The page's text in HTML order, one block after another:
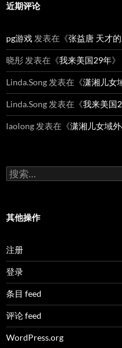
近期评论
pg游戏 发表在《张益唐 天才
晓彤 发表在《我来美国29年》
Linda.Song 发表在《潇湘儿女
Linda.Song 发表在《我来美国
laolong 发表在《潇湘儿女域
搜
索：
其他操作
注册
登录
条目 feed
评论 feed
WordPress.org